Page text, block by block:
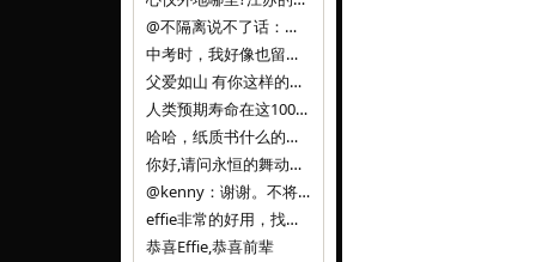
@不隔离说不了话：确实，一晃三年。
中考时，我好像也留言过的，可乐好像和我们考得差不多。 一晃三年，我们江苏24年，物化生612分，女孩。 其实高考只是长跑的
父爱如山 有你这样的父亲做后盾，可乐未来的路一定会走得踏实又精彩
人类预期寿命在这100年，每2-3年增长一岁，到你们这一代大概率能到100岁，46岁还是正当年,可能不是八九点中的太阳了，但还是1
哈哈，纸质书什么的目前没有打算和计划，微信读书我不太熟悉，研究看看。目前，我只发在自己博客和起点上。关于小说内容方面，谢谢你的建议
你好,请问永恒的舞动什么时候可以出版纸质书,或者登陆微信读书.另外小说内容能不能更大气一些,不要只是局限于与一对男女的爱情和ai安
@kenny：谢谢。不将GIF显示为动图，主要是考虑到Effie本身的“极简、无干扰”的设计哲学，动图无疑是“干扰”之一。
effie非常的好用，找了很多年，终于找到这款，已经推荐给身边不少朋友使用和付费。有个小建议，文档里面是否可以增加gif的动图显示
恭喜Effie,恭喜前辈